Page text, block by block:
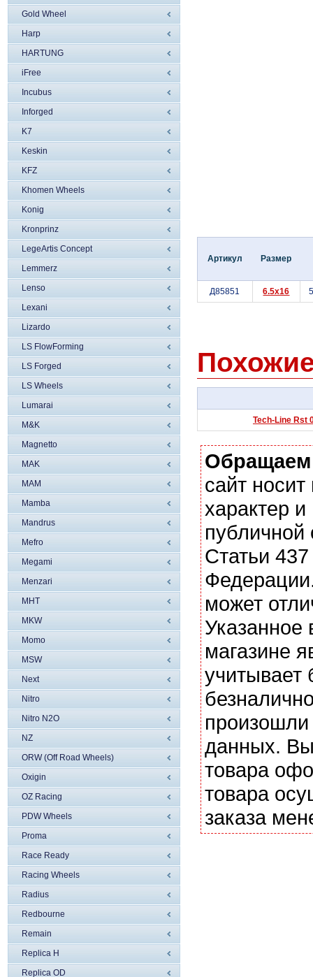
Gold Wheel
Harp
HARTUNG
iFree
Incubus
Inforged
K7
Keskin
KFZ
Khomen Wheels
Konig
Kronprinz
LegeArtis Concept
Lemmerz
Lenso
Lexani
Lizardo
LS FlowForming
LS Forged
LS Wheels
Lumarai
M&K
Magnetto
MAK
MAM
Mamba
Mandrus
Mefro
Megami
Menzari
MHT
MKW
Momo
MSW
Next
Nitro
Nitro N2O
NZ
ORW (Off Road Wheels)
Oxigin
OZ Racing
PDW Wheels
Proma
Race Ready
Racing Wheels
Radius
Redbourne
Remain
Replica H
Replica OD
Артикул Размер
Д85851 6.5x16
Tech-Line Rst
сайт
характер
Статьи
может
магазине
учитывает
данных. Вы
товара
товара
заказа